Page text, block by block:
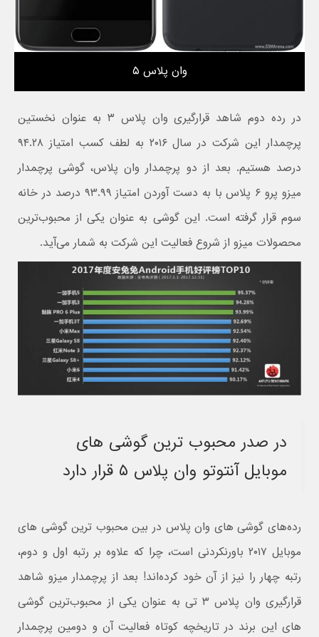
وان پلاس ۵
در رده دوم شاهد قرارگیری وان پلاس ۳ به عنوان نخستین
پرچمدار این شرکت در سال ۲۰۱۶ به لطف کسب امتیاز ۹۴.۲۸
درصد هستیم. بعد از دو پرچمدار وان پلاس، گوشی پرچمدار
میزو پرو ۶ پلاس با به دست آوردن امتیاز ۹۳.۹۹ درصد در خانه
سوم قرار گرفته است. این گوشی به عنوان یکی از محبوب‌ترین
محصولات میزو از شروع فعالیت این شرکت به شمار می‌آید.
در صدر محبوب ترین گوشی های
موبایل آنتوتو وان پلاس ۵ قرار دارد
رده‌های گوشی های وان پلاس در بین محبوب ترین گوشی های
موبایل ۲۰۱۷ باورنکردنی است، چرا که علاوه بر رتبه اول و دوم،
رتبه چهار را نیز از آن خود کرده‌اند! بعد از پرچمدار میزو شاهد
قرارگیری وان پلاس ۳ تی به عنوان یکی از محبوب‌ترین گوشی
های این برند در تاریخچه کوتاه فعالیت آن و دومین پرچمدار